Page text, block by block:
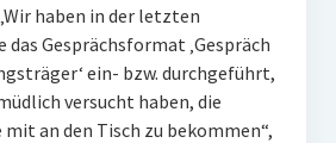
haben in der letzten
Gesprächsformat ‚Gespräch
ein- bzw. durchgeführt,
versucht haben, die
an den Tisch zu bekommen“,